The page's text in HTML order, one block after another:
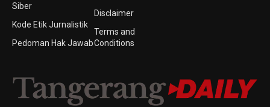
Siber
Kode Etik Jurnalistik
Pedoman Hak Jawab
Disclaimer
Terms and
Conditions